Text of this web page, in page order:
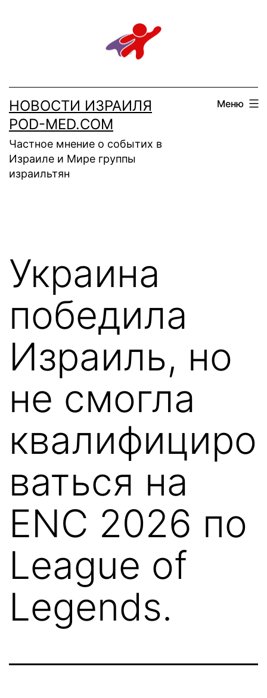
НОВОСТИ ИЗРАИЛЯ
POD-MED.COM
Частное мнение о событих в
Израиле и Мире группы
израильтян
Меню
Украина
победила
Израиль, но
не смогла
квалифициро
ваться на
ENC 2026 по
League of
Legends.